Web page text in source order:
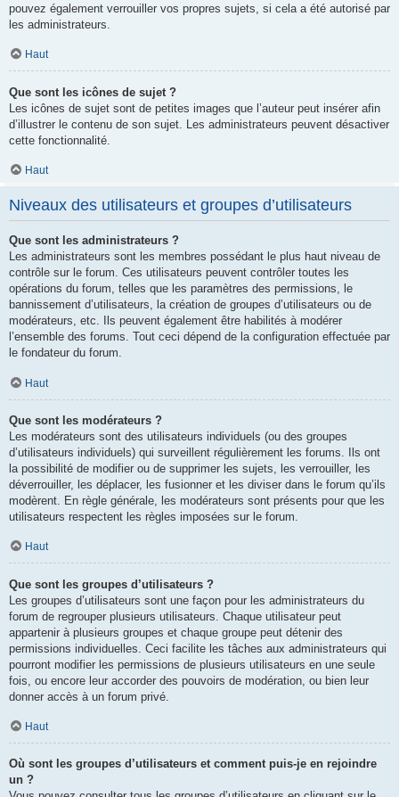
pouvez également verrouiller vos propres sujets, si cela a été autorisé par
les administrateurs.
Haut
Que sont les icônes de sujet ?
Les icônes de sujet sont de petites images que l’auteur peut insérer afin
d’illustrer le contenu de son sujet. Les administrateurs peuvent désactiver
cette fonctionnalité.
Haut
Niveaux des utilisateurs et groupes d’utilisateurs
Que sont les administrateurs ?
Les administrateurs sont les membres possédant le plus haut niveau de
contrôle sur le forum. Ces utilisateurs peuvent contrôler toutes les
opérations du forum, telles que les paramètres des permissions, le
bannissement d’utilisateurs, la création de groupes d’utilisateurs ou de
modérateurs, etc. Ils peuvent également être habilités à modérer
l’ensemble des forums. Tout ceci dépend de la configuration effectuée par
le fondateur du forum.
Haut
Que sont les modérateurs ?
Les modérateurs sont des utilisateurs individuels (ou des groupes
d’utilisateurs individuels) qui surveillent régulièrement les forums. Ils ont
la possibilité de modifier ou de supprimer les sujets, les verrouiller, les
déverrouiller, les déplacer, les fusionner et les diviser dans le forum qu’ils
modèrent. En règle générale, les modérateurs sont présents pour que les
utilisateurs respectent les règles imposées sur le forum.
Haut
Que sont les groupes d’utilisateurs ?
Les groupes d’utilisateurs sont une façon pour les administrateurs du
forum de regrouper plusieurs utilisateurs. Chaque utilisateur peut
appartenir à plusieurs groupes et chaque groupe peut détenir des
permissions individuelles. Ceci facilite les tâches aux administrateurs qui
pourront modifier les permissions de plusieurs utilisateurs en une seule
fois, ou encore leur accorder des pouvoirs de modération, ou bien leur
donner accès à un forum privé.
Haut
Où sont les groupes d’utilisateurs et comment puis-je en rejoindre
un ?